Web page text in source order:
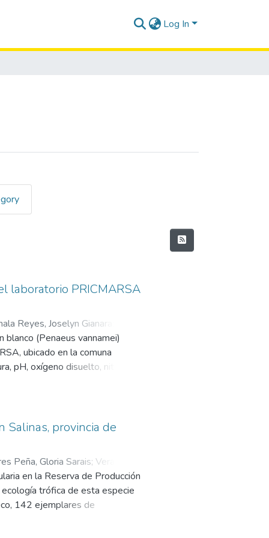
Log In
laboratorio PRICMARSA
Reyes, Joselyn Gianara
(Penaeus vannamei)
ubicado en la comuna
pH, oxígeno disuelto, nitratos,
tres ciclos de producción,
especie, garantizando la
hacia las capas profundas
la calidad general
a la capa inferior (90 cm).El
lo que demuestra un manejo
provincia de
Peña, Gloria Sarais; Vera
en la Reserva de Producción
trófica de esta especie
142 ejemplares de
repartidos en 9